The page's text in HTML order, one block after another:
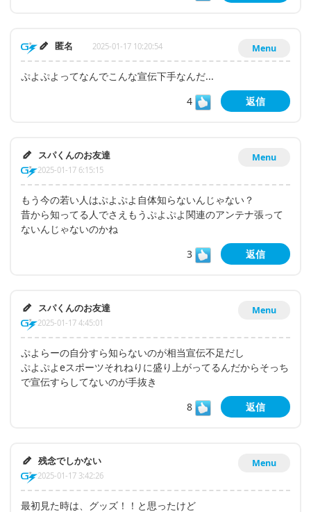
Menu
匿名 2025-01-17 10:20:54
ぷよぷよってなんでこんな宣伝下手なんだ...
4
返信
Menu
スパくんのお友達
2025-01-17 6:15:15
もう今の若い人はぷよぷよ自体知らないんじゃない？
昔から知ってる人でさえもうぷよぷよ関連のアンテナ張って
ないんじゃないのかね
3
返信
Menu
スパくんのお友達
2025-01-17 4:45:01
ぷよらーの自分すら知らないのが相当宣伝不足だし
ぷよぷよeスポーツそれねりに盛り上がってるんだからそっち
で宣伝すらしてないのが手抜き
8
返信
Menu
残念でしかない
2025-01-17 3:42:26
最初見た時は、グッズ！！と思ったけど